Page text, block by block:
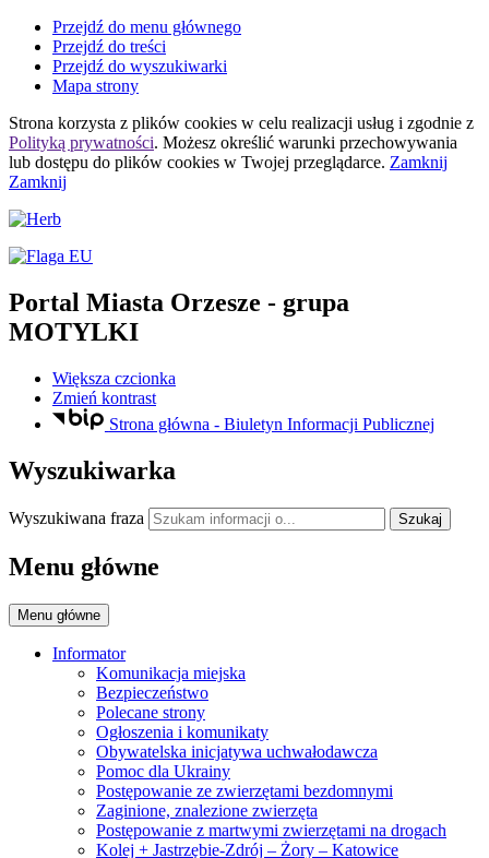
Przejdź do menu głównego
Przejdź do treści
Przejdź do wyszukiwarki
Mapa strony
Strona korzysta z plików cookies w celu realizacji usług i zgodnie z
Polityką prywatności. Możesz określić warunki przechowywania
lub dostępu do plików cookies w Twojej przeglądarce. Zamknij
Zamknij
Portal Miasta Orzesze - grupa
MOTYLKI
Większa czcionka
Zmień kontrast
Strona główna - Biuletyn Informacji Publicznej
Wyszukiwarka
Wyszukiwana fraza Szukaj
Menu główne
Menu główne
Informator
Komunikacja miejska
Bezpieczeństwo
Polecane strony
Ogłoszenia i komunikaty
Obywatelska inicjatywa uchwałodawcza
Pomoc dla Ukrainy
Postępowanie ze zwierzętami bezdomnymi
Zaginione, znalezione zwierzęta
Postępowanie z martwymi zwierzętami na drogach
Kolej + Jastrzębie-Zdrój – Żory – Katowice